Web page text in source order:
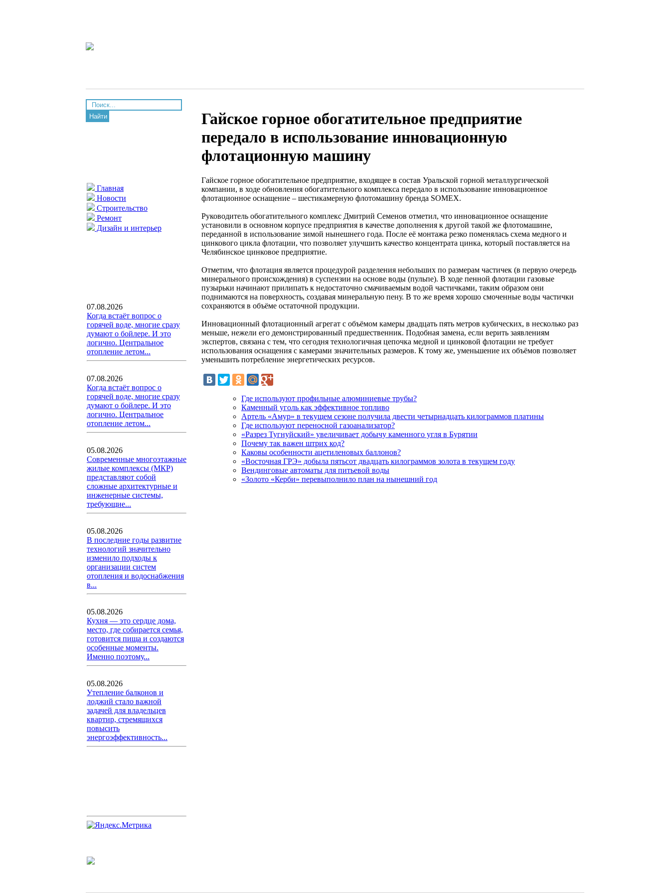
Найти
Главная
Новости
Строительство
Ремонт
Дизайн и интерьер
07.08.2026
Когда встаёт вопрос о
горячей воде, многие сразу
думают о бойлере. И это
логично. Центральное
отопление летом...
07.08.2026
Когда встаёт вопрос о
горячей воде, многие сразу
думают о бойлере. И это
логично. Центральное
отопление летом...
05.08.2026
Современные многоэтажные
жилые комплексы (МКР)
представляют собой
сложные архитектурные и
инженерные системы,
требующие...
05.08.2026
В последние годы развитие
технологий значительно
изменило подходы к
организации систем
отопления и водоснабжения
в...
05.08.2026
Кухня — это сердце дома,
место, где собирается семья,
готовится пища и создаются
особенные моменты.
Именно поэтому...
05.08.2026
Утепление балконов и
лоджий стало важной
задачей для владельцев
квартир, стремящихся
повысить
энергоэффективность...
Гайское горное обогатительное предприятие
передало в использование инновационную
флотационную машину
Гайское горное обогатительное предприятие, входящее в состав Уральской горной металлургической
компании, в ходе обновления обогатительного комплекса передало в использование инновационное
флотационное оснащение – шестикамерную флотомашину бренда SOMEX.
Руководитель обогатительного комплекс Дмитрий Семенов отметил, что инновационное оснащение
установили в основном корпусе предприятия в качестве дополнения к другой такой же флотомашине,
переданной в использование зимой нынешнего года. После её монтажа резко поменялась схема медного и
цинкового цикла флотации, что позволяет улучшить качество концентрата цинка, который поставляется на
Челябинское цинковое предприятие.
Отметим, что флотация является процедурой разделения небольших по размерам частичек (в первую очередь
минерального происхождения) в суспензии на основе воды (пульпе). В ходе пенной флотации газовые
пузырьки начинают прилипать к недостаточно смачиваемым водой частичками, таким образом они
поднимаются на поверхность, создавая минеральную пену. В то же время хорошо смоченные воды частички
сохраняются в объёме остаточной продукции.
Инновационный флотационный агрегат с объёмом камеры двадцать пять метров кубических, в несколько раз
меньше, нежели его демонстрированный предшественник. Подобная замена, если верить заявлениям
экспертов, связана с тем, что сегодня технологичная цепочка медной и цинковой флотации не требует
использования оснащения с камерами значительных размеров. К тому же, уменьшение их объёмов позволяет
уменьшить потребление энергетических ресурсов.
Где используют профильные алюминиевые трубы?
Каменный уголь как эффективное топливо
Артель «Амур» в текущем сезоне получила двести четырнадцать килограммов платины
Где используют переносной газоанализатор?
«Разрез Тугнуйский» увеличивает добычу каменного угля в Бурятии
Почему так важен штрих код?
Каковы особенности ацетиленовых баллонов?
«Восточная ГРЭ» добыла пятьсот двадцать килограммов золота в текущем году
Вендинговые автоматы для питьевой воды
«Золото «Керби» перевыполнило план на нынешний год